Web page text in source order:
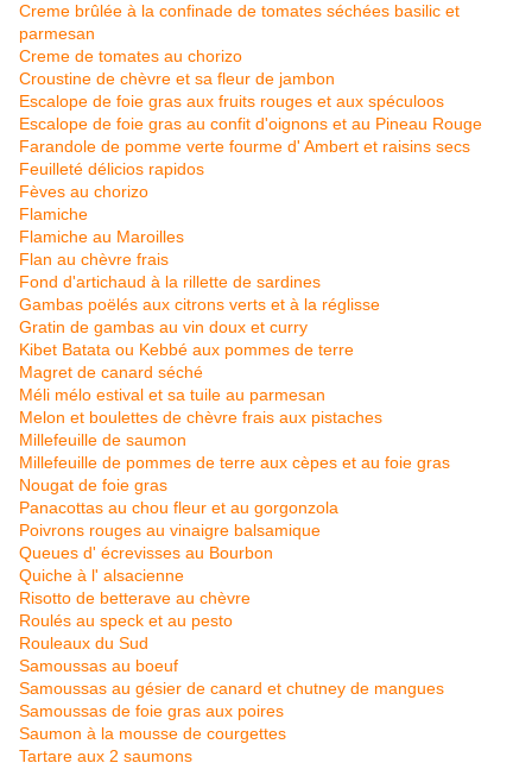
Creme brûlée à la confinade de tomates séchées basilic et
parmesan
Creme de tomates au chorizo
Croustine de chèvre et sa fleur de jambon
Escalope de foie gras aux fruits rouges et aux spéculoos
Escalope de foie gras au confit d'oignons et au Pineau Rouge
Farandole de pomme verte fourme d' Ambert et raisins secs
Feuilleté délicios rapidos
Fèves au chorizo
Flamiche
Flamiche au Maroilles
Flan au chèvre frais
Fond d'artichaud à la rillette de sardines
Gambas poëlés aux citrons verts et à la réglisse
Gratin de gambas au vin doux et curry
Kibet Batata ou Kebbé aux pommes de terre
Magret de canard séché
Méli mélo estival et sa tuile au parmesan
Melon et boulettes de chèvre frais aux pistaches
Millefeuille de saumon
Millefeuille de pommes de terre aux cèpes et au foie gras
Nougat de foie gras
Panacottas au chou fleur et au gorgonzola
Poivrons rouges au vinaigre balsamique
Queues d' écrevisses au Bourbon
Quiche à l' alsacienne
Risotto de betterave au chèvre
Roulés au speck et au pesto
Rouleaux du Sud
Samoussas au boeuf
Samoussas au gésier de canard et chutney de mangues
Samoussas de foie gras aux poires
Saumon à la mousse de courgettes
Tartare aux 2 saumons